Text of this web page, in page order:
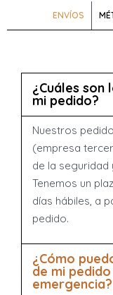
ENVÍOS
¿Cuáles son
mi pedido?
Nuestros
(empresa
de la seguridad
Tenemos un
días hábiles, a
pedido.
¿Cómo
de mi
emergencia?